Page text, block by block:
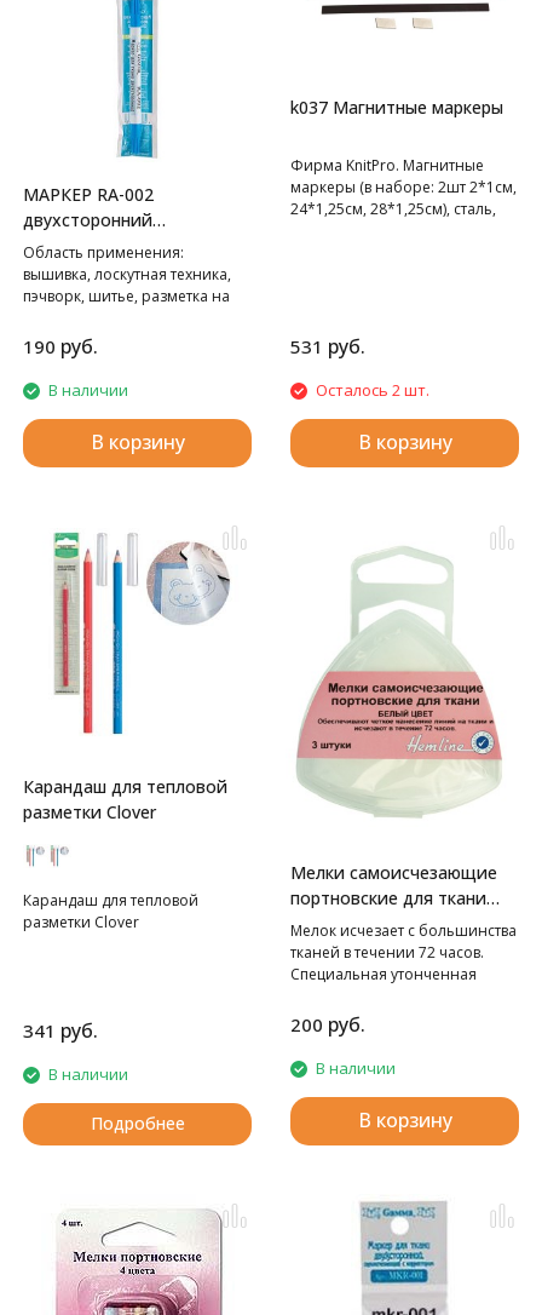
МАРКЕР RA-002
двухсторонний
смывающийся GAMMA
Область применения:
вышивка, лоскутная техника,
пэчворк, шитье, разметка на
190 руб.
В наличии
В корзину
k037 Магнитные маркеры
Фирма KnitPro. Магнитные
маркеры (в наборе: 2шт 2*1см,
24*1,25см, 28*1,25см), сталь,
531 руб.
Осталось 2 шт.
В корзину
Карандаш для тепловой
разметки Clover
Карандаш для тепловой
разметки Clover
341 руб.
В наличии
Подробнее
Мелки cамоисчезающие
портновские для ткани
HEMLINE
Мелок исчезает с большинства
тканей в течении 72 часов.
Специальная утонченная
наносить достаточно тонкие и
четкие контуры. Размер: 5 х 5
см
200 руб.
В наличии
В корзину